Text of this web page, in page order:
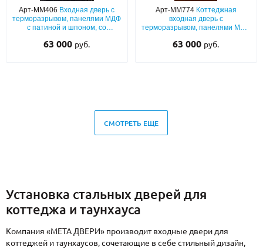
Арт-ММ406 Входная дверь с
терморазрывом, панелями МДФ
с патиной и шпоном, со
63 000 руб.
Арт-ММ774 Коттеджная
входная дверь с
терморазрывом, панелями МДФ
остекленной фрамугой
63 000 руб.
СМОТРЕТЬ ЕЩЕ
Установка стальных дверей для
коттеджа и таунхауса
Компания «МЕТА ДВЕРИ» производит входные двери для
коттеджей и таунхаусов, сочетающие в себе стильный дизайн,